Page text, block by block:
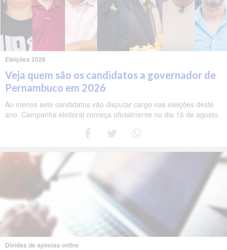
Eleições 2026
Veja quem são os candidatos a governador de
Pernambuco em 2026
Ao menos sete candidatos vão disputar cargo nas eleições deste
ano. Campanha eleitoral começa oficialmente no dia 16 de agosto.
Dívidas de apostas online